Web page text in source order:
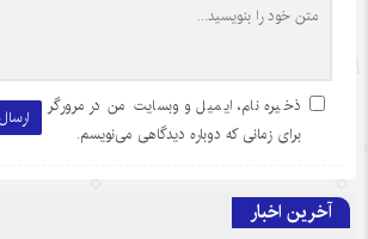
ذخیره نام، ایمیل و وبسایت من در مرورگر
برای زمانی که دوباره دیدگاهی می‌نویسم.
آخرین اخبار